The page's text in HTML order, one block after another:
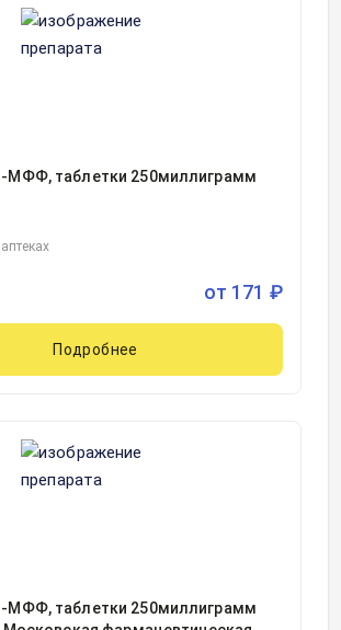
МФФ, таблетки 250миллиграмм
от 171 ₽
Подробнее
МФФ, таблетки 250миллиграмм